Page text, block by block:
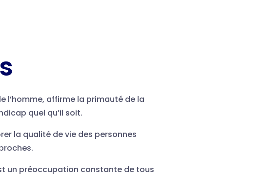
l’homme, affirme la primauté de la
quel qu’il soit.
la qualité de vie des personnes
un préoccupation constante de tous